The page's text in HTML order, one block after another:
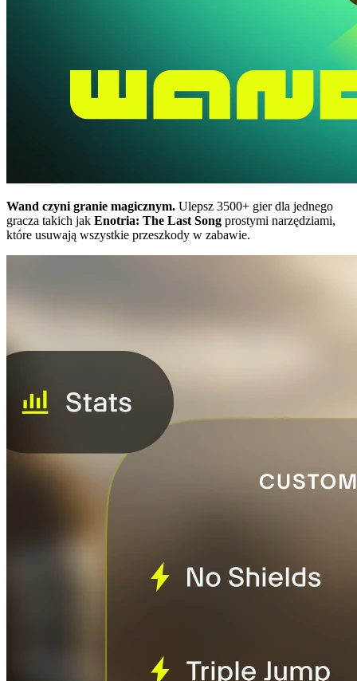
Wand czyni granie magicznym. Ulepsz 3500+ gier dla jednego
gracza takich jak Enotria: The Last Song prostymi narzędziami,
które usuwają wszystkie przeszkody w zabawie.